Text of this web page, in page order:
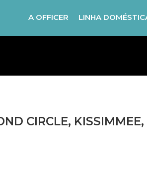
A OFFICER LINHA
CIRCLE,